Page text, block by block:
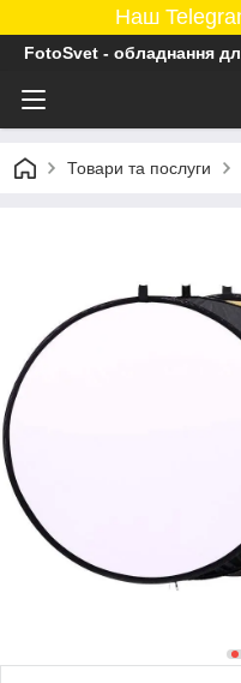
Наш
FotoSvet - обладнання
Товари та послуги